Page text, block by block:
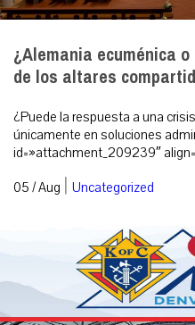
¿Alemania ecuménica
de los altares
¿Puede la respuesta a una
únicamente en soluciones
id=»attachment_209239″
05 / Aug | Uncategorized